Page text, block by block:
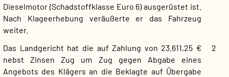
Dieselmotor (Schadstoffklasse Euro 6) ausgerüstet ist.
Nach Klageerhebung veräußerte er das Fahrzeug
weiter.
2
Das Landgericht hat die auf Zahlung von 23.611,25 €
nebst Zinsen Zug um Zug gegen Abgabe eines
Angebots des Klägers an die Beklagte auf Übergabe